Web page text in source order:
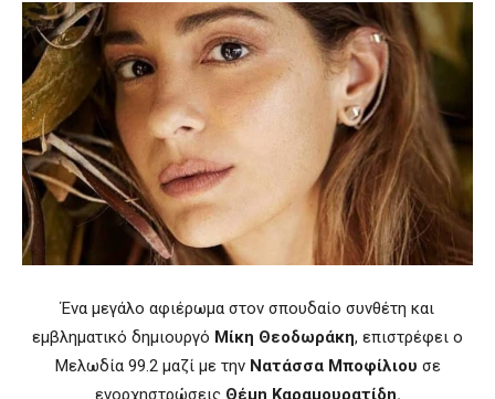
Ένα μεγάλο αφιέρωμα στον σπουδαίο συνθέτη και
εμβληματικό δημιουργό Μίκη Θεοδωράκη, επιστρέφει ο
Μελωδία 99.2 μαζί με τηνΝατάσσα Μποφίλιου σε
ενορχηστρώσεις Θέμη Καραμουρατίδη.